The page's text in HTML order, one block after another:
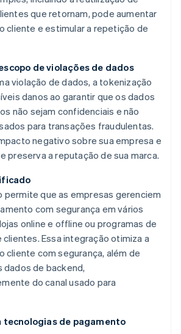
que retornam, pode aumentar
cliente e estimular a repetição de
de violações de dados
violação de dados, a tokenização
danos ao garantir que os dados
não sejam confidenciais e não
para transações fraudulentas.
negativo sobre sua empresa e
preserva a reputação de sua marca.
permite que as empresas gerenciem
com segurança em vários
online e offline ou programas de
Essa integração otimiza a
cliente com segurança, além de
dados de backend,
do canal usado para
tecnologias de pagamento